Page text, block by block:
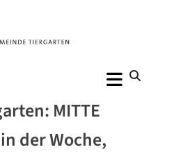
MITTE
der Woche,